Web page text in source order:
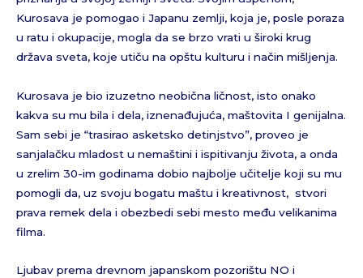
Kurosava je pomogao i Japanu zemlji, koja je, posle poraza
u ratu i okupacije, mogla da se brzo vrati u široki krug
država sveta, koje utiču na opštu kulturu i način mišljenja.
Kurosava je bio izuzetno neobična ličnost, isto onako
kakva su mu bila i dela, iznenađujuća, maštovita I genijalna.
Sam sebi je “trasirao asketsko detinjstvo”, proveo je
sanjalačku mladost u nemaštini i ispitivanju života, a onda
u zrelim 30-im godinama dobio najbolje učitelje koji su mu
pomogli da, uz svoju bogatu maštu i kreativnost, stvori
prava remek dela i obezbedi sebi mesto među velikanima
filma.
Ljubav prema drevnom japanskom pozorištu NO i